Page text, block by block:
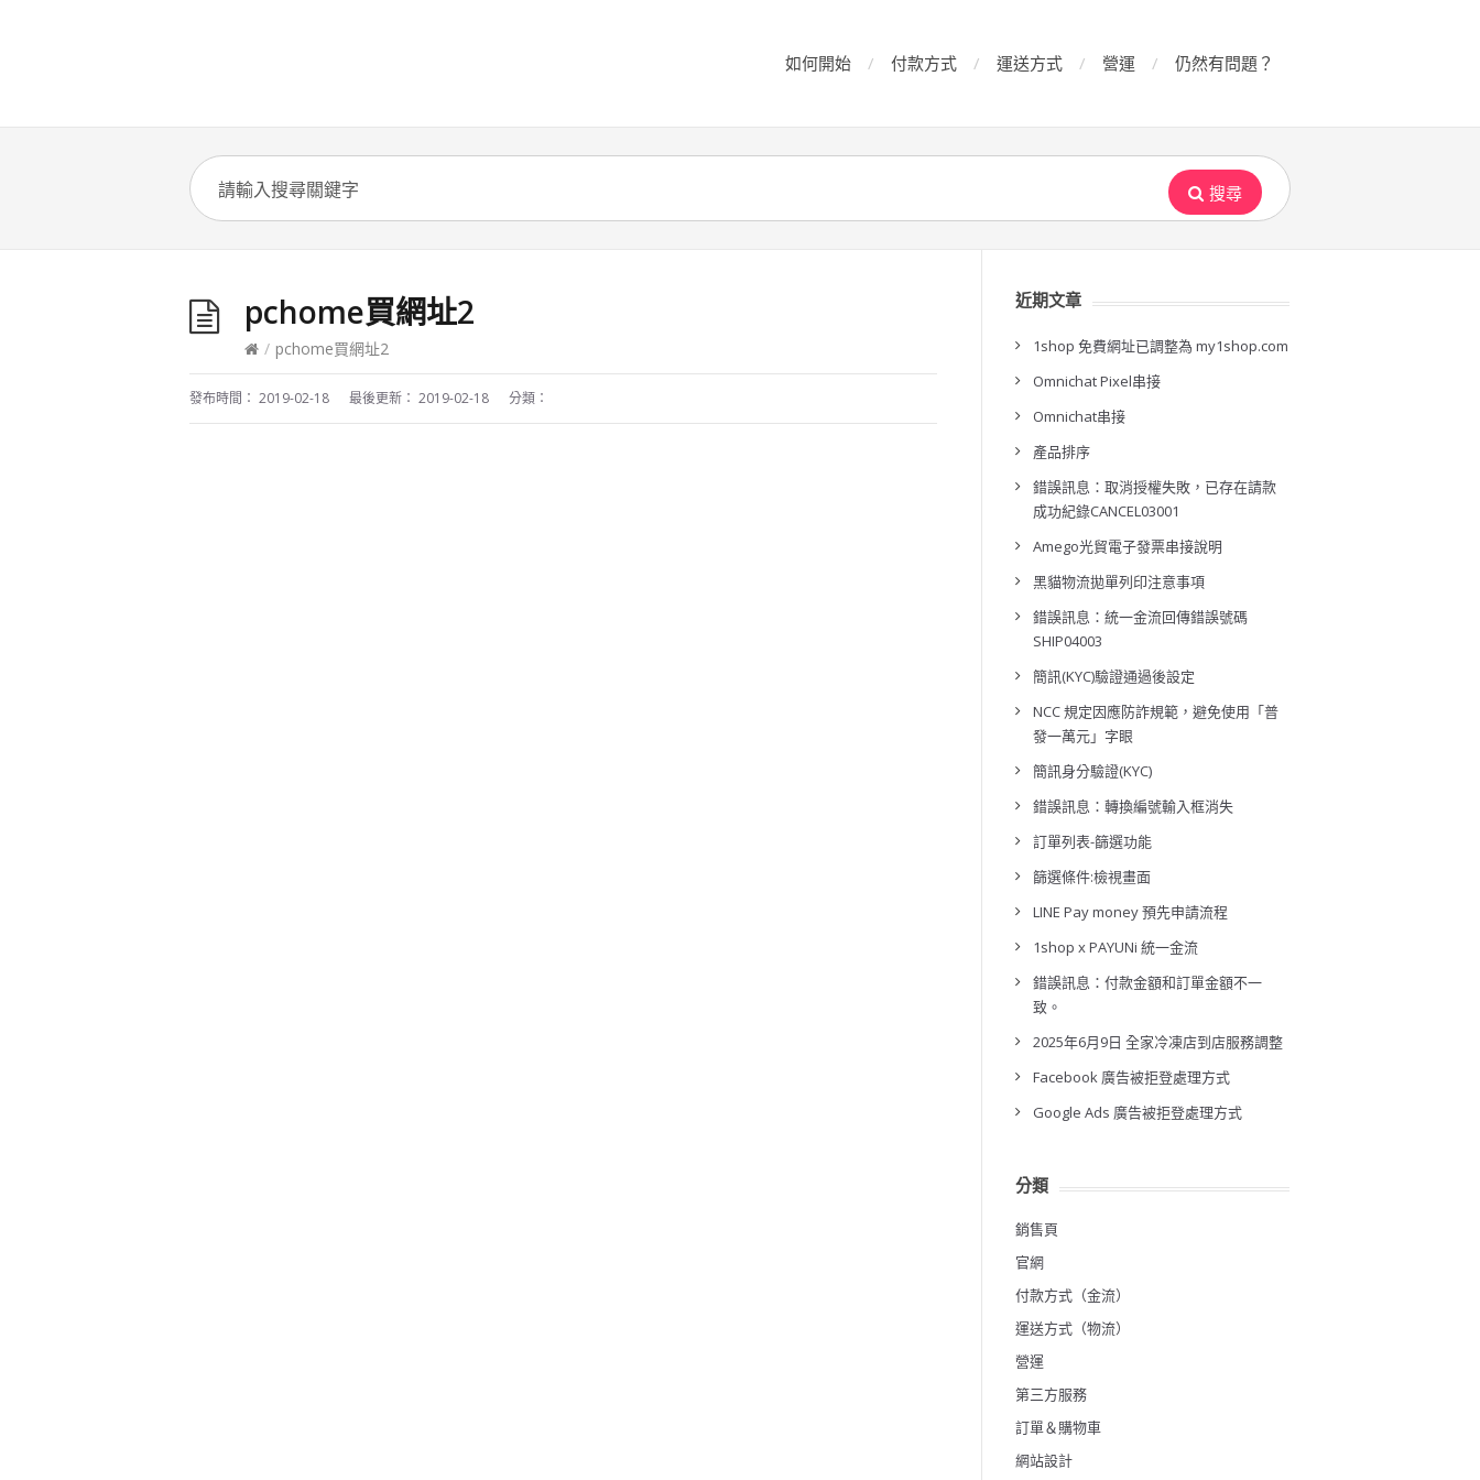
如何開始 付款方式 運送方式 營運 仍然有問題？
搜尋
pchome買網址2
/ pchome買網址2
發布時間： 2019-02-18 最後更新： 2019-02-18 分類：
近期文章
1shop 免費網址已調整為 my1shop.com
Omnichat Pixel串接
Omnichat串接
產品排序
錯誤訊息：取消授權失敗，已存在請款
成功紀錄CANCEL03001
Amego光貿電子發票串接說明
黑貓物流拋單列印注意事項
錯誤訊息：統一金流回傳錯誤號碼
SHIP04003
簡訊(KYC)驗證通過後設定
NCC 規定因應防詐規範，避免使用「普
發一萬元」字眼
簡訊身分驗證(KYC)
錯誤訊息：轉換編號輸入框消失
訂單列表-篩選功能
篩選條件:檢視畫面
LINE Pay money 預先申請流程
1shop x PAYUNi 統一金流
錯誤訊息：付款金額和訂單金額不一
致。
2025年6月9日 全家冷凍店到店服務調整
Facebook 廣告被拒登處理方式
Google Ads 廣告被拒登處理方式
分類
銷售頁
官網
付款方式（金流）
運送方式（物流）
營運
第三方服務
訂單＆購物車
網站設計